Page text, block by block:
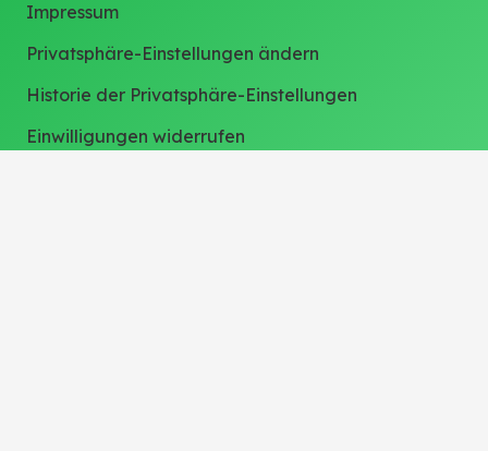
Impressum
Privatsphäre-Einstellungen ändern
Historie der Privatsphäre-Einstellungen
Einwilligungen widerrufen